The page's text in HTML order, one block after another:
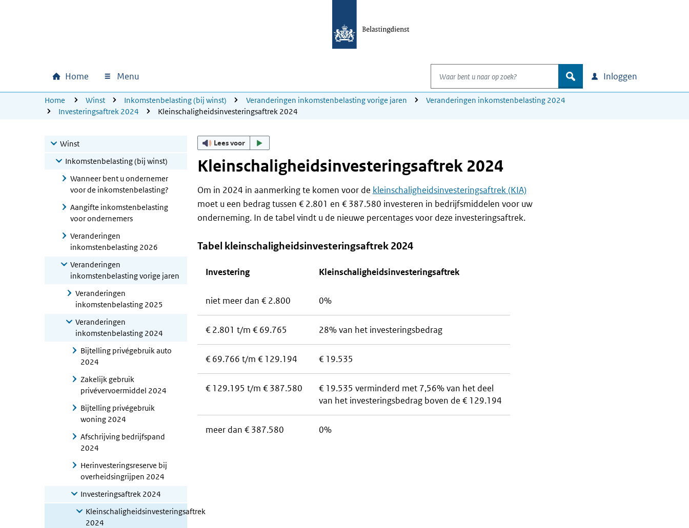
Hoofdnavigatie
Home Menu
Waar bent u naar op zoek?
zoek Inloggen
U bevindt zich hier:
Home Winst Inkomstenbelasting (bij winst) Veranderingen inkomstenbelasting vorige jaren
Veranderingen inkomstenbelasting 2024
Investeringsaftrek 2024
Kleinschaligheidsinvesteringsaftrek 2024
Winst
Inkomstenbelasting (bij winst)
Wanneer bent u ondernemer
voor de inkomstenbelasting?
Aangifte inkomstenbelasting
voor ondernemers
Veranderingen
inkomstenbelasting 2026
Veranderingen
inkomstenbelasting vorige jaren
Veranderingen
inkomstenbelasting 2025
Veranderingen
inkomstenbelasting 2024
Bijtelling privégebruik auto
2024
Zakelijk gebruik
privévervoermiddel 2024
Bijtelling privégebruik
woning 2024
Afschrijving bedrijfspand
2024
Herinvesteringsreserve bij
overheidsingrijpen 2024
Investeringsaftrek 2024
Kleinschaligheidsinvesteringsaftrek
2024
Lees voor
Kleinschaligheidsinvesteringsaftrek 2024
Om in 2024 in aanmerking te komen voor de kleinschaligheidsinvesteringsaftrek (KIA)
moet u een bedrag tussen € 2.801 en € 387.580 investeren in bedrijfsmiddelen voor uw
onderneming. In de tabel vindt u de nieuwe percentages voor deze investeringsaftrek.
Tabel kleinschaligheidsinvesteringsaftrek 2024
Investering Kleinschaligheidsinvesteringsaftrek
niet meer dan € 2.800 0%
€ 2.801 t/m € 69.765 28% van het investeringsbedrag
€ 69.766 t/m € 129.194 € 19.535
€ 129.195 t/m € 387.580
€ 19.535 verminderd met 7,56% van het deel
van het investeringsbedrag boven de € 129.194
meer dan € 387.580 0%